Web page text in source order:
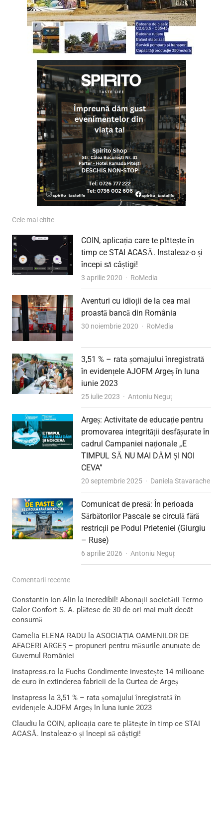
Cele mai citite
COIN, aplicația care te plătește în
timp ce STAI ACASĂ. Instaleaz-o și
începi să câștigi!
3 aprilie 2020 Author
RoMedia
Aventuri cu idioții de la cea mai
proastă bancă din România
30 noiembrie 2020 Author
RoMedia
3,51 % – rata șomajului înregistrată
în evidențele AJOFM Argeș în luna
iunie 2023
25 iulie 2023 Author
Antoniu Neguț
Argeș: Activitate de educație pentru
promovarea integrității desfășurate în
cadrul Campaniei naționale „E
TIMPUL SĂ NU MAI DĂM ȘI NOI
CEVA”
20 septembrie 2025 Author
Daniela Stavarache
Comunicat de presă: În perioada
Sărbătorilor Pascale se circulă fără
restricții pe Podul Prieteniei (Giurgiu
– Ruse)
6 aprilie 2026 Author
Antoniu Neguț
Comentarii recente
Constantin Ion Alin la Incredibil! Abonații societății Termo
Calor Confort S. A. plătesc de 30 de ori mai mult decât
consumă
Camelia ELENA RADU la ASOCIAȚIA OAMENILOR DE
AFACERI ARGEȘ – propuneri pentru măsurile anunțate de
Guvernul României
instapress.ro la Fuchs Condimente investește 14 milioane
de euro în extinderea fabricii de la Curtea de Argeș
Instapress la 3,51 % – rata șomajului înregistrată în
evidențele AJOFM Argeș în luna iunie 2023
Claudiu la COIN, aplicația care te plătește în timp ce STAI
ACASĂ. Instaleaz-o și începi să câștigi!